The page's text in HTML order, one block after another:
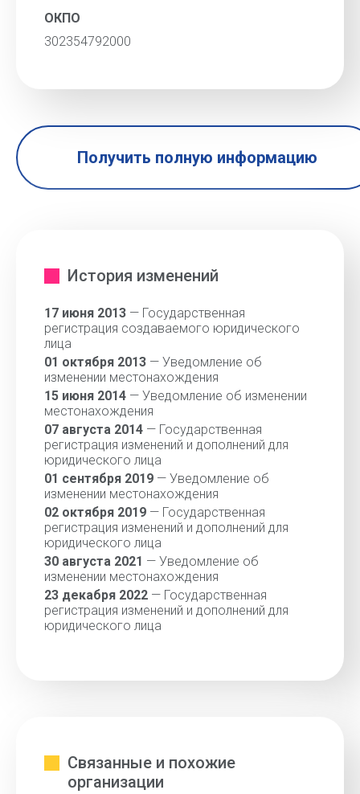
ОКПО
302354792000
Получить полную информацию
История изменений
17 июня 2013 — Государственная
регистрация создаваемого юридического
лица
01 октября 2013 — Уведомление об
изменении местонахождения
15 июня 2014 — Уведомление об изменении
местонахождения
07 августа 2014 — Государственная
регистрация изменений и дополнений для
юридического лица
01 сентября 2019 — Уведомление об
изменении местонахождения
02 октября 2019 — Государственная
регистрация изменений и дополнений для
юридического лица
30 августа 2021 — Уведомление об
изменении местонахождения
23 декабря 2022 — Государственная
регистрация изменений и дополнений для
юридического лица
Связанные и похожие
организации